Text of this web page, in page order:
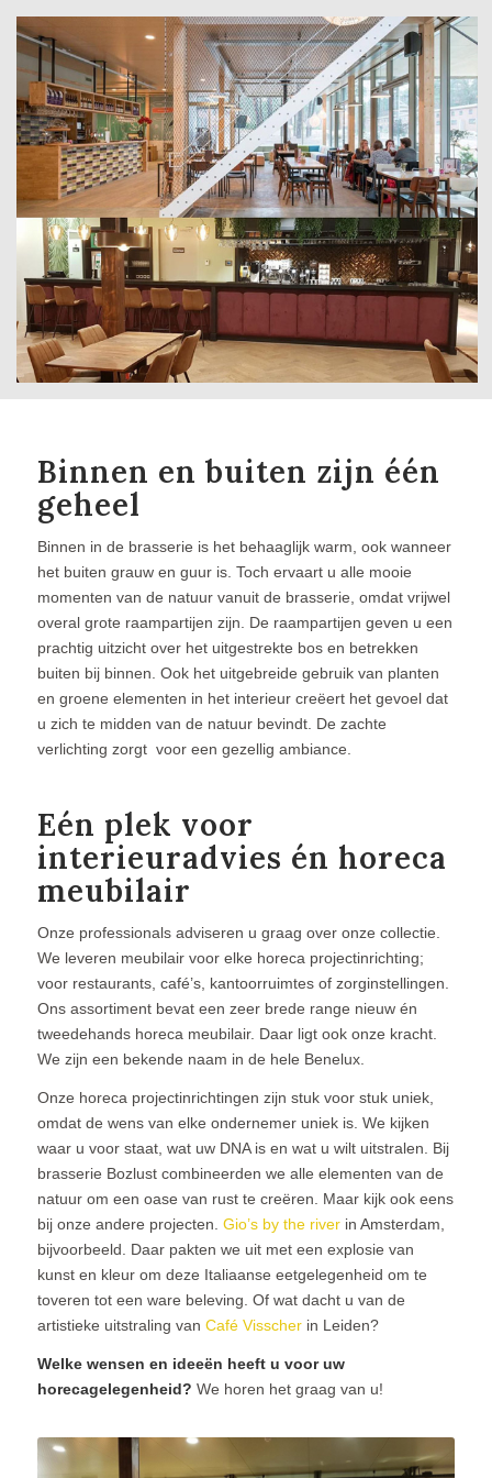
Binnen en buiten zijn één
geheel
Binnen in de brasserie is het behaaglijk warm, ook wanneer
het buiten grauw en guur is. Toch ervaart u alle mooie
momenten van de natuur vanuit de brasserie, omdat vrijwel
overal grote raampartijen zijn. De raampartijen geven u een
prachtig uitzicht over het uitgestrekte bos en betrekken
buiten bij binnen. Ook het uitgebreide gebruik van planten
en groene elementen in het interieur creëert het gevoel dat
u zich te midden van de natuur bevindt. De zachte
verlichting zorgt voor een gezellig ambiance.
Eén plek voor
interieuradvies én horeca
meubilair
Onze professionals adviseren u graag over onze collectie.
We leveren meubilair voor elke horeca projectinrichting;
voor restaurants, café’s, kantoorruimtes of zorginstellingen.
Ons assortiment bevat een zeer brede range nieuw én
tweedehands horeca meubilair. Daar ligt ook onze kracht.
We zijn een bekende naam in de hele Benelux.
Onze horeca projectinrichtingen zijn stuk voor stuk uniek,
omdat de wens van elke ondernemer uniek is. We kijken
waar u voor staat, wat uw DNA is en wat u wilt uitstralen. Bij
brasserie Bozlust combineerden we alle elementen van de
natuur om een oase van rust te creëren. Maar kijk ook eens
bij onze andere projecten. Gio’s by the riverin Amsterdam,
bijvoorbeeld. Daar pakten we uit met een explosie van
kunst en kleur om deze Italiaanse eetgelegenheid om te
toveren tot een ware beleving. Of wat dacht u van de
artistieke uitstraling van Café Visscherin Leiden?
Welke wensen en ideeën heeft u voor uw
horecagelegenheid? We horen het graag van u!